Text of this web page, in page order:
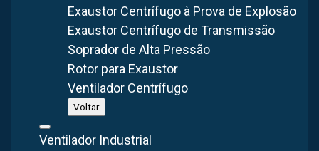
Exaustor Centrífugo à Prova de Explosão
Exaustor Centrífugo de Transmissão
Soprador de Alta Pressão
Rotor para Exaustor
Ventilador Centrífugo
Voltar
Ventilador Industrial